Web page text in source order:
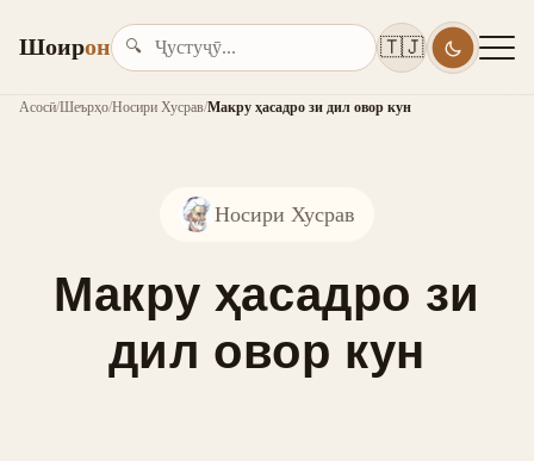
Шоирон 🔍 🇹🇯
Асосӣ/Шеърҳо/Носири Хусрав/Макру ҳасадро зи дил овор кун
Носири Хусрав
Макру ҳасадро зи
дил овор кун